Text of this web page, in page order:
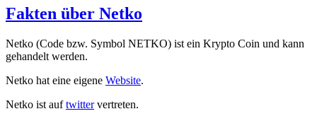
Fakten über Netko
Netko (Code bzw. Symbol NETKO) ist ein Krypto Coin und kann
gehandelt werden.
Netko hat eine eigene Website.
Netko ist auftwittervertreten.